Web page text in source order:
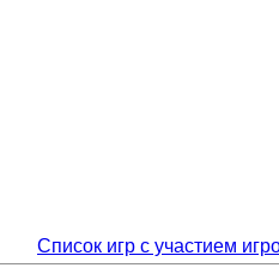
Список игр с участием